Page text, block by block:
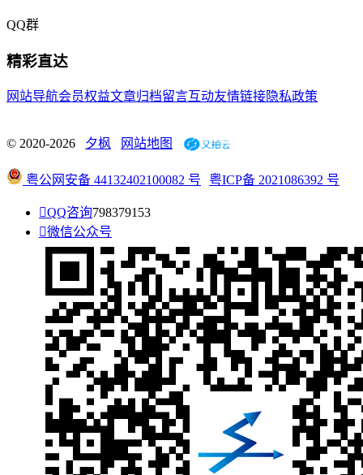
QQ群
精彩直达
网站导航会员权益文章归档留言互动友情链接隐私政策
© 2020-2026 夕枫 网站地图
粤公网安备 44132402100082 号 粤ICP备 2021086392 号
QQ咨询798379153
微信公众号